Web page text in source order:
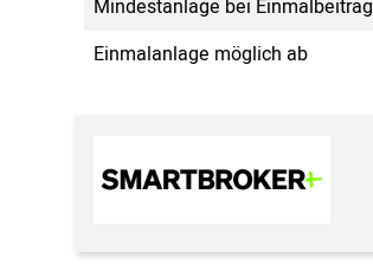
Mindestanlage bei Einmalbeitrag
Einmalanlage möglich ab